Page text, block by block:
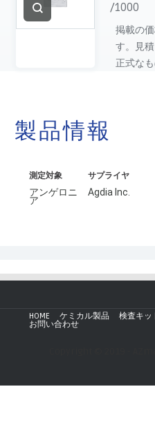
代理店一覧
製品検索
/1000
掲載の
す。見
正式な
製品情報
測定対象
アンゲロニ
ア
サプライヤ
Agdia Inc.
HOME ケミカル製品 検査キッ
お問い合わせ